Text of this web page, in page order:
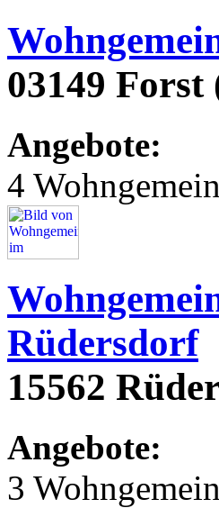
03149
Angebote:
4
Rüdersdorf
15562
Angebote:
3